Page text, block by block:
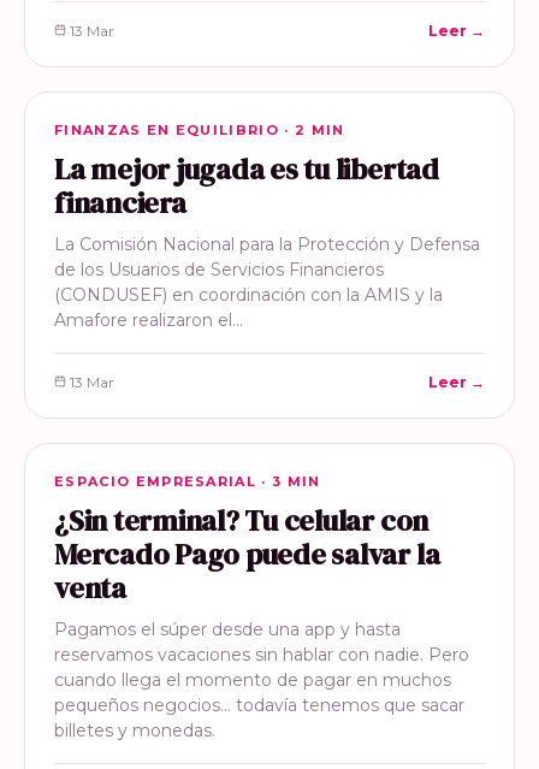
13 Mar Leer →
FINANZAS EN EQUILIBRIO
FINANZAS EN EQUILIBRIO · 2 MIN
La mejor jugada es tu libertad
financiera
La Comisión Nacional para la Protección y Defensa
de los Usuarios de Servicios Financieros
(CONDUSEF) en coordinación con la AMIS y la
Amafore realizaron el…
13 Mar Leer →
ESPACIO EMPRESARIAL
ESPACIO EMPRESARIAL · 3 MIN
¿Sin terminal? Tu celular con
Mercado Pago puede salvar la
venta
Pagamos el súper desde una app y hasta
reservamos vacaciones sin hablar con nadie. Pero
cuando llega el momento de pagar en muchos
pequeños negocios… todavía tenemos que sacar
billetes y monedas.